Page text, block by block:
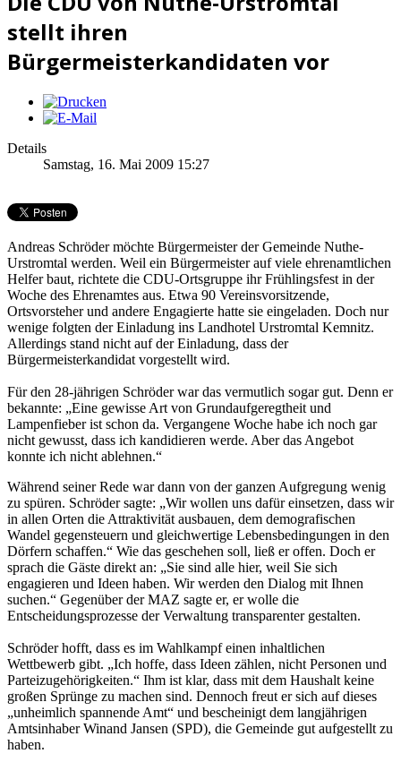
stellt ihren
Bürgermeisterkandidaten vor
Details
Samstag, 16. Mai 2009 15:27
Andreas Schröder möchte Bürgermeister der Gemeinde Nuthe-
Urstromtal werden. Weil ein Bürgermeister auf viele ehrenamtlichen
Helfer baut, richtete die CDU-Ortsgruppe ihr Frühlingsfest in der
Woche des Ehrenamtes aus. Etwa 90 Vereinsvorsitzende,
Ortsvorsteher und andere Engagierte hatte sie eingeladen. Doch nur
wenige folgten der Einladung ins Landhotel Urstromtal Kemnitz.
Allerdings stand nicht auf der Einladung, dass der
Bürgermeisterkandidat vorgestellt wird.
Für den 28-jährigen Schröder war das vermutlich sogar gut. Denn er
bekannte: „Eine gewisse Art von Grundaufgeregtheit und
Lampenfieber ist schon da. Vergangene Woche habe ich noch gar
nicht gewusst, dass ich kandidieren werde. Aber das Angebot
konnte ich nicht ablehnen.“
Während seiner Rede war dann von der ganzen Aufgregung wenig
zu spüren. Schröder sagte: „Wir wollen uns dafür einsetzen, dass wir
in allen Orten die Attraktivität ausbauen, dem demografischen
Wandel gegensteuern und gleichwertige Lebensbedingungen in den
Dörfern schaffen.“ Wie das geschehen soll, ließ er offen. Doch er
sprach die Gäste direkt an: „Sie sind alle hier, weil Sie sich
engagieren und Ideen haben. Wir werden den Dialog mit Ihnen
suchen.“ Gegenüber der MAZ sagte er, er wolle die
Entscheidungsprozesse der Verwaltung transparenter gestalten.
Schröder hofft, dass es im Wahlkampf einen inhaltlichen
Wettbewerb gibt. „Ich hoffe, dass Ideen zählen, nicht Personen und
Parteizugehörigkeiten.“ Ihm ist klar, dass mit dem Haushalt keine
großen Sprünge zu machen sind. Dennoch freut er sich auf dieses
„unheimlich spannende Amt“ und bescheinigt dem langjährigen
Amtsinhaber Winand Jansen (SPD), die Gemeinde gut aufgestellt zu
haben.